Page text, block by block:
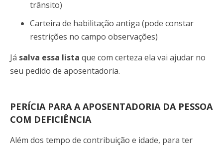
trânsito)
Carteira de habilitação antiga (pode constar
restrições no campo observações)
Já salva essa lista que com certeza ela vai ajudar no
seu pedido de aposentadoria.
PERÍCIA PARA A APOSENTADORIA DA PESSOA
COM DEFICIÊNCIA
Além dos tempo de contribuição e idade, para ter